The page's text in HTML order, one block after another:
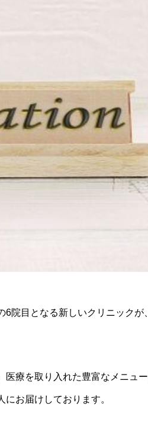
院目となる新しいクリニックが
療を取り入れた豊富なメニュ
お届けしております。